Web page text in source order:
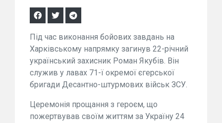
Під час виконання бойових завдань на
Харківському напрямку загинув 22-річний
український захисник Роман Якубів. Він
служив у лавах 71-ї окремої єгерської
бригади Десантно-штурмових військ ЗСУ.
Церемонія прощання з героєм, що
пожертвував своїм життям за Україну 24